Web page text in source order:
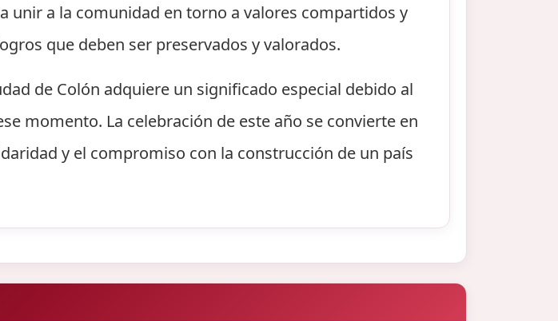
unir a la comunidad en torno a valores compartidos y
que deben ser preservados y valorados.
de Colón adquiere un significado especial debido al
momento. La celebración de este año se convierte en
y el compromiso con la construcción de un país